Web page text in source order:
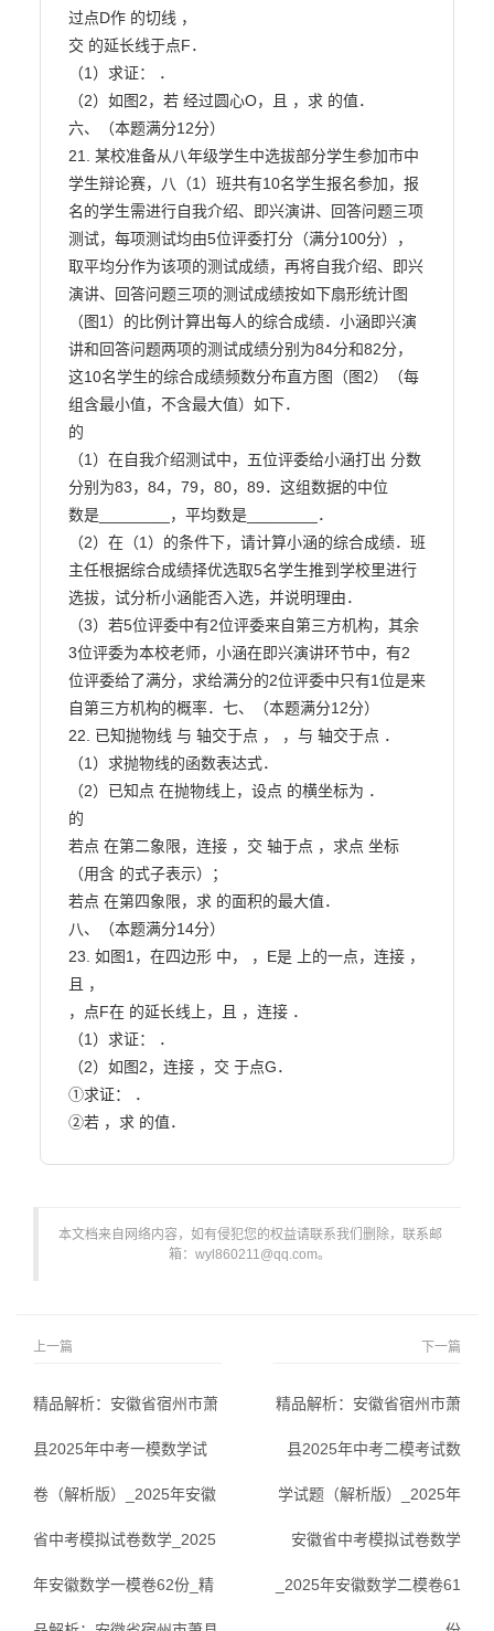
过点D作 的切线 ，
交 的延长线于点F．
（1）求证： ．
（2）如图2，若 经过圆心O，且 ，求 的值．
六、（本题满分12分）
21. 某校准备从八年级学生中选拔部分学生参加市中
学生辩论赛，八（1）班共有10名学生报名参加，报
名的学生需进行自我介绍、即兴演讲、回答问题三项
测试，每项测试均由5位评委打分（满分100分），
取平均分作为该项的测试成绩，再将自我介绍、即兴
演讲、回答问题三项的测试成绩按如下扇形统计图
（图1）的比例计算出每人的综合成绩．小涵即兴演
讲和回答问题两项的测试成绩分别为84分和82分，
这10名学生的综合成绩频数分布直方图（图2）（每
组含最小值，不含最大值）如下．
的
（1）在自我介绍测试中，五位评委给小涵打出 分数
分别为83，84，79，80，89．这组数据的中位
数是________，平均数是________．
（2）在（1）的条件下，请计算小涵的综合成绩．班
主任根据综合成绩择优选取5名学生推到学校里进行
选拔，试分析小涵能否入选，并说明理由．
（3）若5位评委中有2位评委来自第三方机构，其余
3位评委为本校老师，小涵在即兴演讲环节中，有2
位评委给了满分，求给满分的2位评委中只有1位是来
自第三方机构的概率．七、（本题满分12分）
22. 已知抛物线 与 轴交于点 ， ，与 轴交于点 ．
（1）求抛物线的函数表达式．
（2）已知点 在抛物线上，设点 的横坐标为 ．
的
若点 在第二象限，连接 ，交 轴于点 ，求点 坐标
（用含 的式子表示）；
若点 在第四象限，求 的面积的最大值．
八、（本题满分14分）
23. 如图1，在四边形 中， ，E是 上的一点，连接 ，
且 ，
，点F在 的延长线上，且 ，连接 ．
（1）求证： ．
（2）如图2，连接 ，交 于点G．
①求证： ．
②若 ，求 的值．
本文档来自网络内容，如有侵犯您的权益请联系我们删除，联系邮
箱：wyl860211@qq.com。
上一篇
精品解析：安徽省宿州市萧
县2025年中考一模数学试
卷（解析版）_2025年安徽
省中考模拟试卷数学_2025
年安徽数学一模卷62份_精
下一篇
精品解析：安徽省宿州市萧
县2025年中考二模考试数
学试题（解析版）_2025年
安徽省中考模拟试卷数学
_2025年安徽数学二模卷61